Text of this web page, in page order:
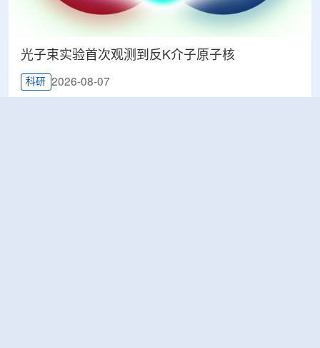
光子束实验首次观测到反K介子原子核
科研 2026-08-07